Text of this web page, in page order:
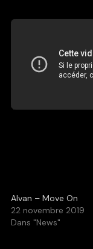
Alvan – Move On
22 novembre 2019
Dans "News"